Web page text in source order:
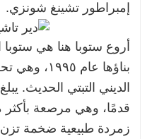
إمبراطور تشينغ شونزي.
أروع ستوبا هنا هي ستوبا
بناؤها عام